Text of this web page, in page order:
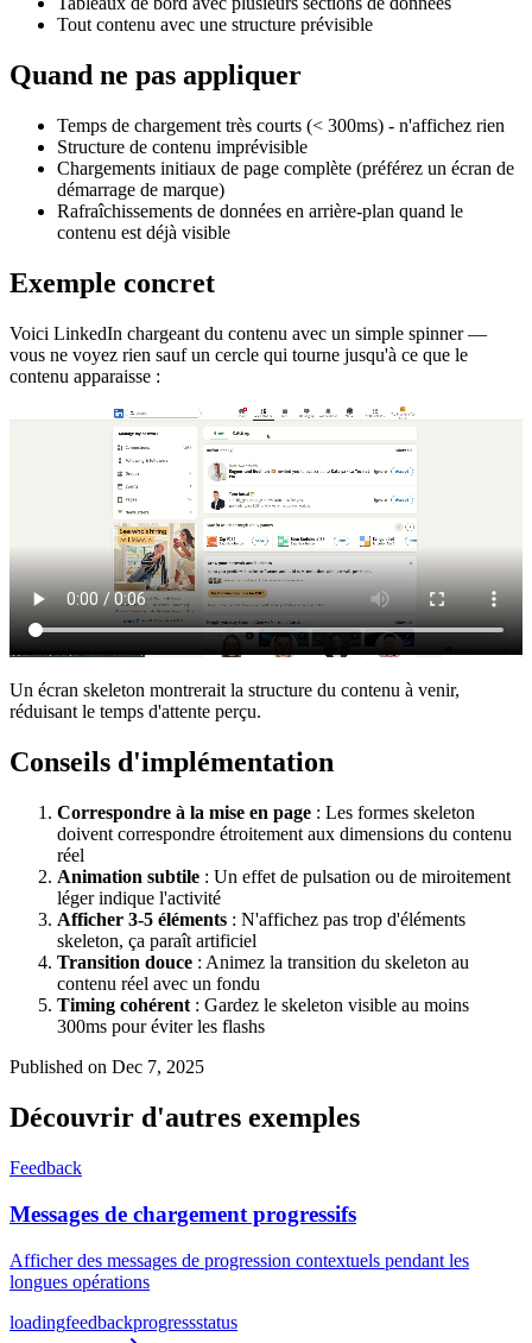
Tout contenu avec une structure prévisible
Quand ne pas appliquer
Temps de chargement très courts (< 300ms) - n'affichez rien
Structure de contenu imprévisible
Chargements initiaux de page complète (préférez un écran de
démarrage de marque)
Rafraîchissements de données en arrière-plan quand le
contenu est déjà visible
Exemple concret
Voici LinkedIn chargeant du contenu avec un simple spinner —
vous ne voyez rien sauf un cercle qui tourne jusqu'à ce que le
contenu apparaisse :
Un écran skeleton montrerait la structure du contenu à venir,
réduisant le temps d'attente perçu.
Conseils d'implémentation
Correspondre à la mise en page : Les formes skeleton
doivent correspondre étroitement aux dimensions du contenu
réel
Animation subtile : Un effet de pulsation ou de miroitement
léger indique l'activité
Afficher 3-5 éléments : N'affichez pas trop d'éléments
skeleton, ça paraît artificiel
Transition douce : Animez la transition du skeleton au
contenu réel avec un fondu
Timing cohérent : Gardez le skeleton visible au moins
300ms pour éviter les flashs
Published on Dec 7, 2025
Découvrir d'autres exemples
Feedback
Messages de chargement progressifs
Afficher des messages de progression contextuels pendant les
longues opérations
loadingfeedbackprogressstatus